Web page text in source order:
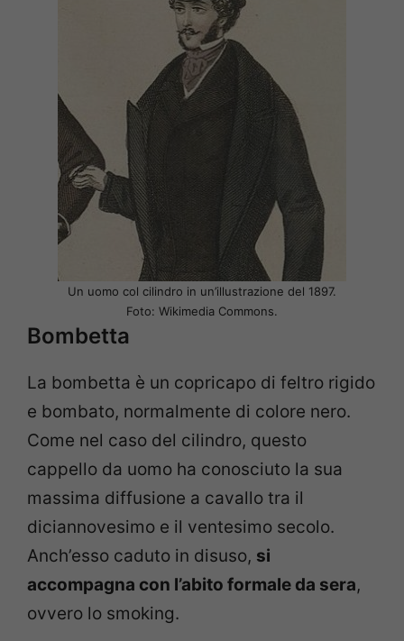
Un uomo col cilindro in un’illustrazione del 1897.
Foto: Wikimedia Commons.
Bombetta
La bombetta è un copricapo di feltro rigido
e bombato, normalmente di colore nero.
Come nel caso del cilindro, questo
cappello da uomo ha conosciuto la sua
massima diffusione a cavallo tra il
diciannovesimo e il ventesimo secolo.
Anch’esso caduto in disuso, si
accompagna con l’abito formale da sera,
ovvero lo smoking.